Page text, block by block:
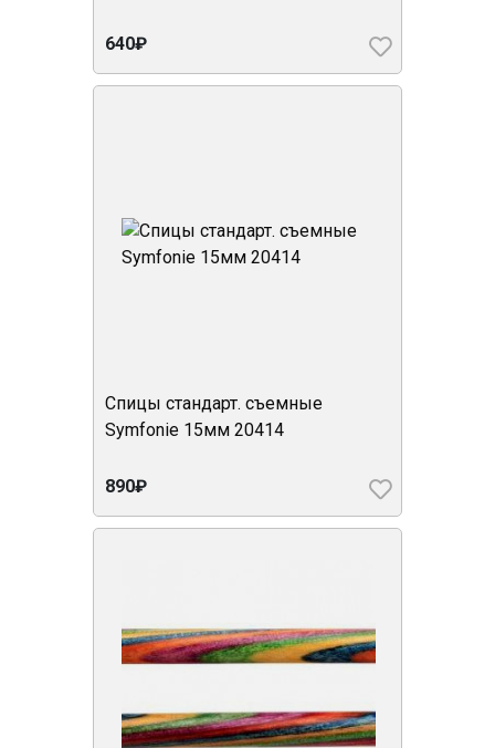
640₽
Спицы стандарт. съемные
Symfonie 15мм 20414
890₽